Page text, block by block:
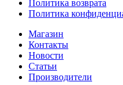
Политика возврата
Политика
Магазин
Контакты
Новости
Статьи
Производители